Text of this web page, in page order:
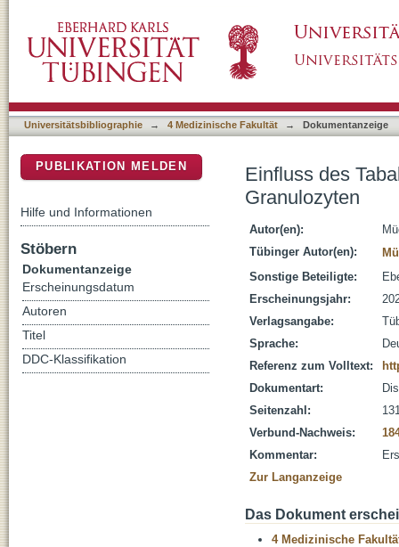
Universitätsbibliographie → 4 Medizinische Fakultät → Dokumentanzeige
Einfluss des
Granulozyten
Autor(en):
Tübinger Autor(en):
Sonstige Beteiligte:
Erscheinungsjahr:
Verlagsangabe:
Sprache:
Referenz zum Volltext:
Dokumentart:
Seitenzahl:
Verbund-Nachweis:
Kommentar:
Zur Langanzeige
Das Dokument
4 Medizinische
PUBLIKATION MELDEN
Hilfe und Informationen
Stöbern
Dokumentanzeige
Erscheinungsdatum
Autoren
Titel
DDC-Klassifikation